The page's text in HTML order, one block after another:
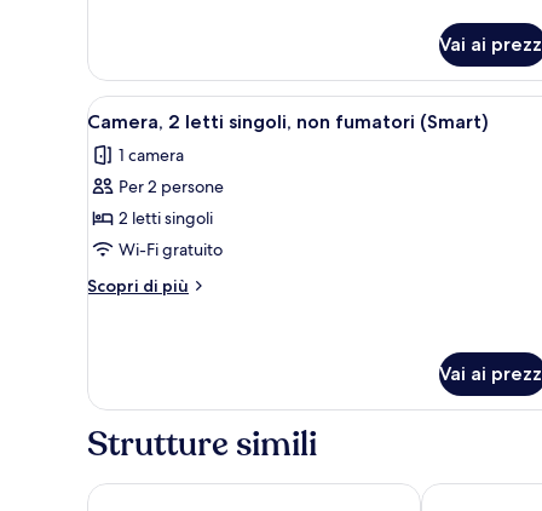
Standard,
letti
non
fumatori
Vai ai
Apri
tutte
le
foto
per
Camera,
2
letti
(Smart)
Una camera d'albergo con
4
Camera, 2 letti singoli, non fumatori (Smart)
1 camera
Per 2 persone
2 letti singoli
Wi-Fi gratuito
Scopri di più
Altri
letti
singoli,
non
fumatori
(Smart)
Vai ai
Strutture simili
Rose Rayhaan by Rotana Holiday Inn